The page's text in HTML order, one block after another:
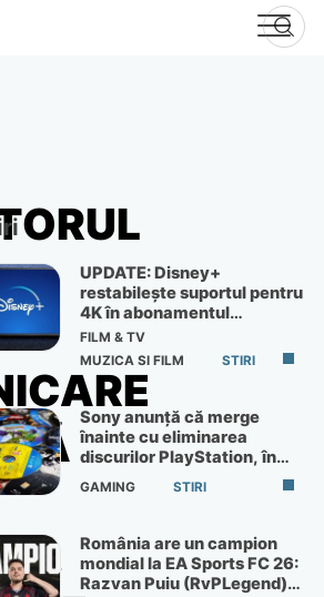
UPDATE: Disney+
restabilește suportul pentru
4K în abonamentul
Premium
FILM & TV
MUZICA SI FILM
STIRI
Sony anunță că merge
înainte cu eliminarea
discurilor PlayStation, în
ciuda protestelor
GAMING STIRI
România are un campion
mondial la EA Sports FC 26:
Razvan Puiu (RvPLegend)